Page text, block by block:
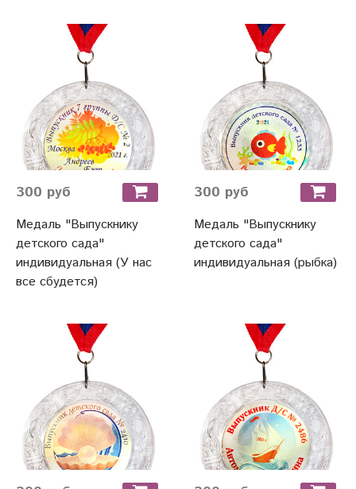
300 руб
Медаль "Выпускнику
детского сада"
индивидуальная (У нас
все сбудется)
300 руб
Медаль "Выпускнику
детского сада"
индивидуальная (рыбка)